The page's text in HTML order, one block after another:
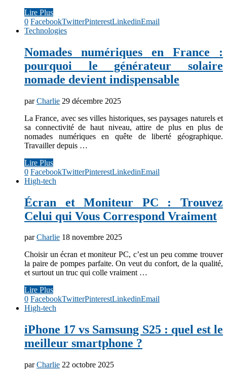
Lire Plus
0 FacebookTwitterPinterestLinkedinEmail
Technologies
Nomades numériques en France :
pourquoi le générateur solaire
nomade devient indispensable
parCharlie 29 décembre 2025
La France, avec ses villes historiques, ses paysages naturels et
sa connectivité de haut niveau, attire de plus en plus de
nomades numériques en quête de liberté géographique.
Travailler depuis …
Lire Plus
0 FacebookTwitterPinterestLinkedinEmail
High-tech
Écran et Moniteur PC : Trouvez
Celui qui Vous Correspond Vraiment
parCharlie 18 novembre 2025
Choisir un écran et moniteur PC, c’est un peu comme trouver
la paire de pompes parfaite. On veut du confort, de la qualité,
et surtout un truc qui colle vraiment …
Lire Plus
0 FacebookTwitterPinterestLinkedinEmail
High-tech
iPhone 17 vs Samsung S25 : quel est le
meilleur smartphone ?
parCharlie 22 octobre 2025